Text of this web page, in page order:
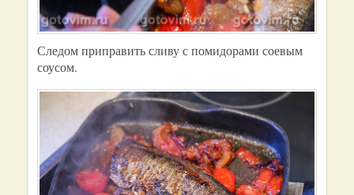
Следом приправить сливу с помидорами соевым
соусом.